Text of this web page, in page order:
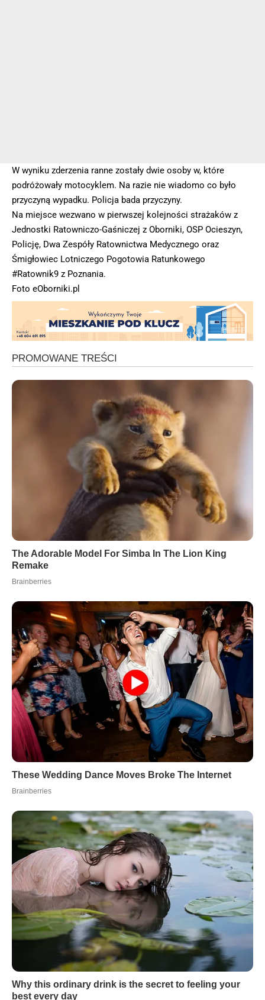
W wyniku zderzenia ranne zostały dwie osoby w, które
podróżowały motocyklem. Na razie nie wiadomo co było
przyczyną wypadku. Policja bada przyczyny.
Na miejsce wezwano w pierwszej kolejności strażaków z
Jednostki Ratowniczo-Gaśniczej z Oborniki, OSP Ocieszyn,
Policję, Dwa Zespóły Ratownictwa Medycznego oraz
Śmigłowiec Lotniczego Pogotowia Ratunkowego
#Ratownik9 z Poznania.
Foto eOborniki.pl